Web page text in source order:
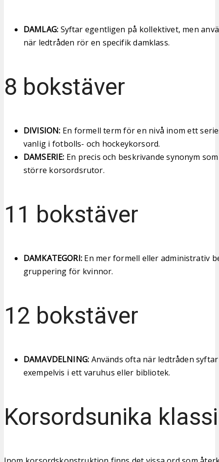
DAMLAG: Syftar egentligen på kollektivet, men
när ledtråden rör en specifik damklass.
8 bokstäver
DIVISION: En formell term för en nivå inom ett
vanlig i fotbolls- och hockeykorsord.
DAMSERIE: En precis och beskrivande synonym
större korsordsrutor.
11 bokstäver
DAMKATEGORI:En mer formell eller administrativ
gruppering för kvinnor.
12 bokstäver
DAMAVDELNING: Används ofta när ledtråden
exempelvis i ett varuhus eller bibliotek.
Korsordsunika